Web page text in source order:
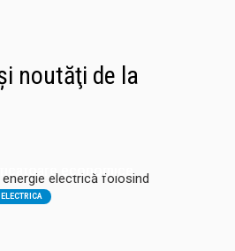
noutăţi de la
economice